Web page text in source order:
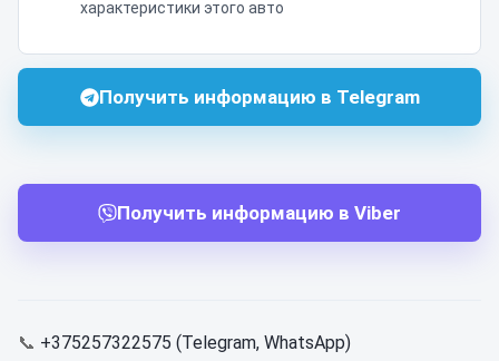
характеристики этого авто
Получить информацию в Telegram
Получить информацию в Viber
📞 +375257322575 (Telegram, WhatsApp)